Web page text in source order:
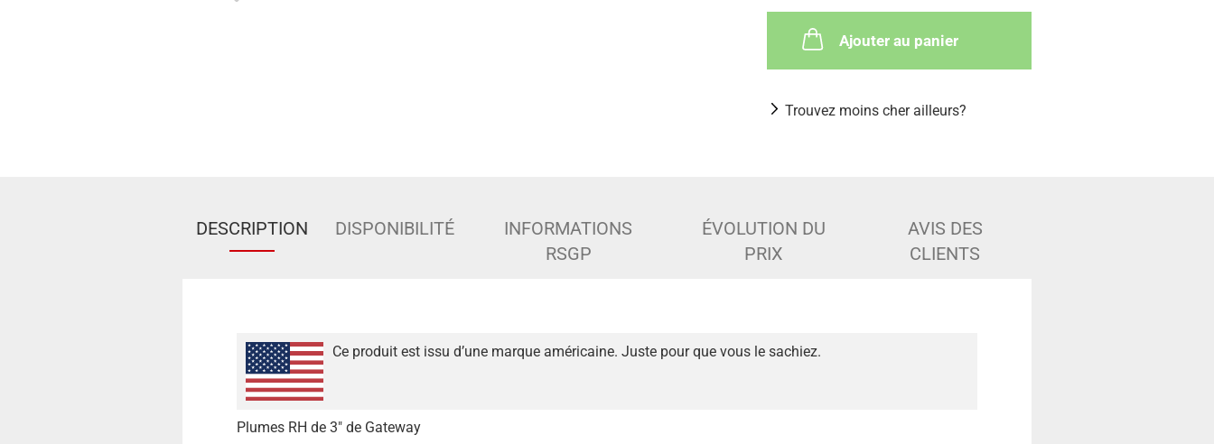
Ajouter au panier
Trouvez moins cher ailleurs?
DESCRIPTION DISPONIBILITÉ
INFORMATIONS
RSGP
ÉVOLUTION DU
PRIX
AVIS DES
CLIENTS
Ce produit est issu d’une marque américaine. Juste pour que vous le sachiez.
Plumes RH de 3" de Gateway